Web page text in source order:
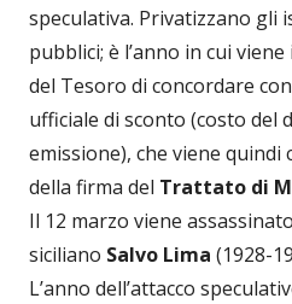
speculativa. Privatizzano gli
pubblici; è l’anno in cui
del Tesoro di concordare
ufficiale di sconto (costo del
emissione), che viene quindi
della firma del Trattato di
Il 12 marzo viene
siciliano Salvo Lima (1928-
L’anno dell’attacco